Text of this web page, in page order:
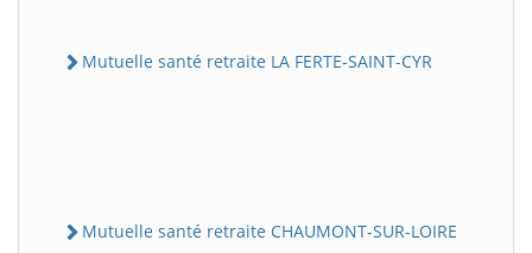
Mutuelle santé retraite LA FERTE-SAINT-CYR
Mutuelle santé retraite CHAUMONT-SUR-LOIRE